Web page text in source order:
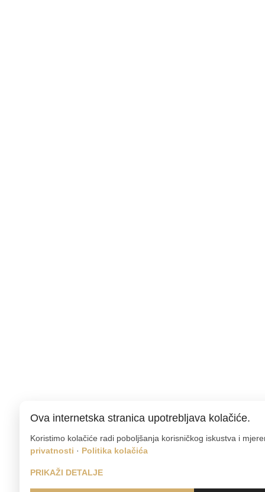
Ova internetska stranica upotrebljava kolačiće.
Koristimo kolačiće radi poboljšanja korisničkog iskustva i
privatnosti · Politika kolačića
PRIKAŽI DETALJE